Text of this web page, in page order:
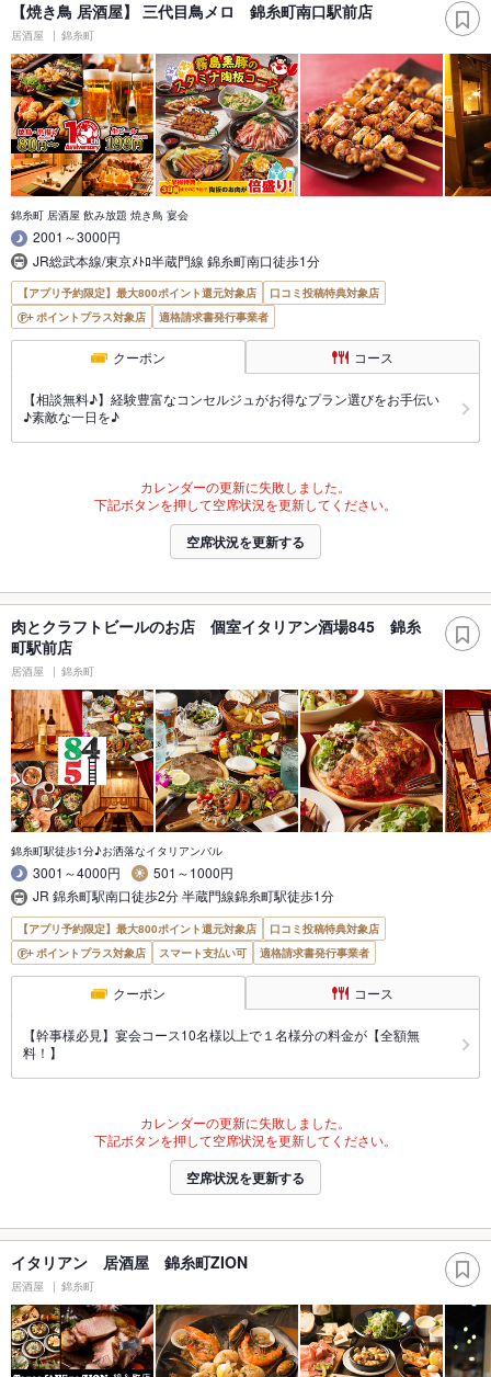
【焼き鳥 居酒屋】 三代目鳥メロ 錦糸町南口駅前店
居酒屋 錦糸町
錦糸町 居酒屋 飲み放題 焼き鳥 宴会
2001～3000円
JR総武本線/東京ﾒﾄﾛ半蔵門線 錦糸町南口徒歩1分
【アプリ予約限定】最大800ポイント還元対象店
口コミ投稿特典対象店
ポイントプラス対象店
適格請求書発行事業者
クーポン コース
【相談無料♪】経験豊富なコンセルジュがお得なプラン選びをお手伝い
♪素敵な一日を♪
カレンダーの更新に失敗しました。
下記ボタンを押して空席状況を更新してください。
空席状況を更新する
肉とクラフトビールのお店 個室イタリアン酒場845 錦糸
町駅前店
居酒屋 錦糸町
錦糸町駅徒歩1分♪お洒落なイタリアンバル
3001～4000円
501～1000円
JR 錦糸町駅南口徒歩2分 半蔵門線錦糸町駅徒歩1分
【アプリ予約限定】最大800ポイント還元対象店
口コミ投稿特典対象店
ポイントプラス対象店
スマート支払い可 適格請求書発行事業者
クーポン コース
【幹事様必見】宴会コース10名様以上で１名様分の料金が【全額無
料！】
カレンダーの更新に失敗しました。
下記ボタンを押して空席状況を更新してください。
空席状況を更新する
イタリアン 居酒屋 錦糸町ZION
居酒屋 錦糸町